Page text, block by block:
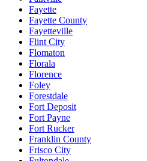
Fayette
Fayette County
Fayetteville
Flint City
Flomaton
Florala
Florence
Foley
Forestdale
Fort Deposit
Fort Payne
Fort Rucker
Franklin County
Frisco City